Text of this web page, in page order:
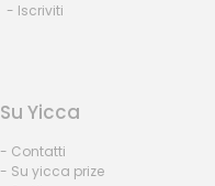
- Iscriviti
Su Yicca
- Contatti
- Su yicca prize